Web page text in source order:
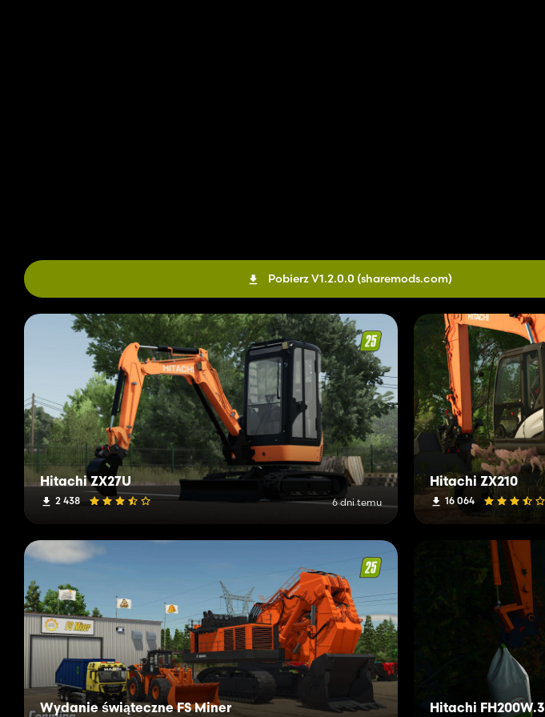
Pobierz V1.2.0.0 (sharemods.com)
Hitachi ZX27U
2 438 6 dni temu
Hitachi ZX210
16 064
Wydanie świąteczne FS Miner Hitachi FH200W.3